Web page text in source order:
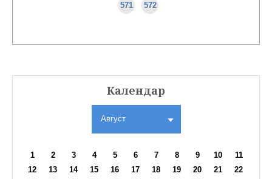
571 572
Календар
Август
1 2 3 4 5 6 7 8 9 10
11
12
13 14 15 16 17 18 19 20 21
22